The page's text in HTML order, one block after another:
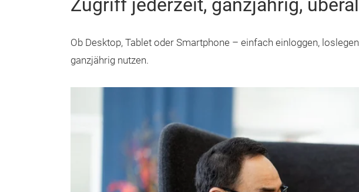
Ob Desktop, Tablet oder Smartphone – einfach einloggen,
ganzjährig nutzen.